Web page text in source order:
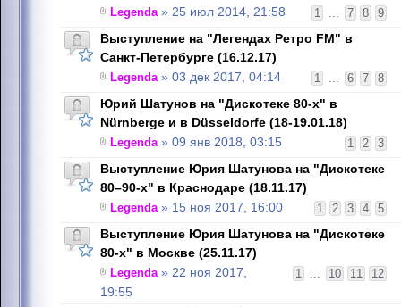
1 ... 7 8 9
Legenda» 25 июл 2014, 21:58
Выступление на "Легендах Ретро FM" в
Санкт-Петербурге (16.12.17)
1 ... 6 7 8
Legenda» 03 дек 2017, 04:14
Юрий Шатунов на "Дискотеке 80-х" в
Nürnbergе и в Düsseldorfе (18-19.01.18)
1 2 3
Legenda» 09 янв 2018, 03:15
Выступление Юрия Шатунова на "Дискотеке
80–90-х" в Краснодаре (18.11.17)
1 2 3 4 5
Legenda» 15 ноя 2017, 16:00
Выступление Юрия Шатунова на "Дискотеке
80-х" в Москве (25.11.17)
1 ... 10 11 12
Legenda» 22 ноя 2017,
19:55